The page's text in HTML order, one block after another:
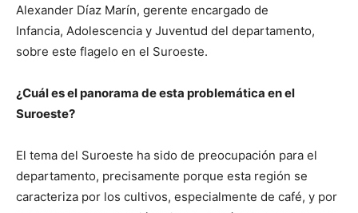
Alexander Díaz Marín, gerente encargado de
Infancia, Adolescencia y Juventud del departamento,
sobre este flagelo en el Suroeste.
¿Cuál es el panorama de esta problemática en el
Suroeste?
El tema del Suroeste ha sido de preocupación para el
departamento, precisamente porque esta región se
caracteriza por los cultivos, especialmente de café, y por